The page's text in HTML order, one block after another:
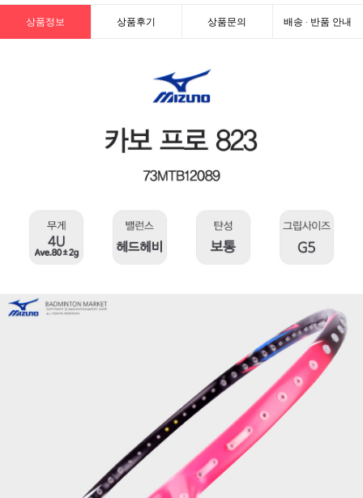
상품정보 상품후기 상품문의 배송 · 반품 안내